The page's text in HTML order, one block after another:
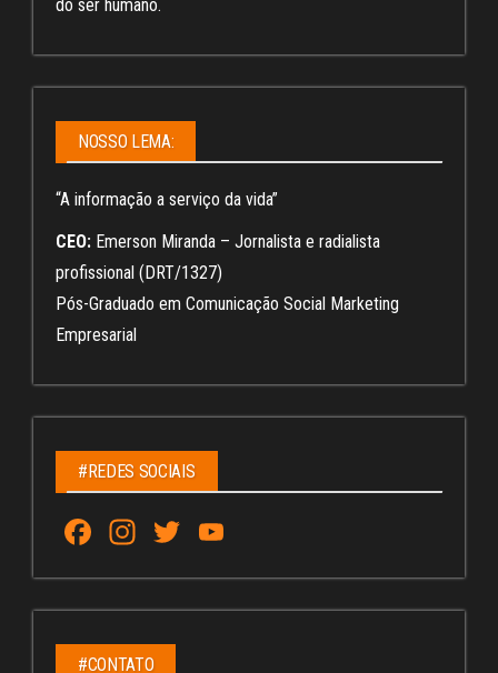
do ser humano.
NOSSO LEMA:
“A informação a serviço da vida”
CEO: Emerson Miranda – Jornalista e radialista
profissional (DRT/1327)
Pós-Graduado em Comunicação Social Marketing
Empresarial
#REDES SOCIAIS
Fa
ce
bo
ok
In
st
ag
ra
T
wi
tt
u
Tu
#CONTATO